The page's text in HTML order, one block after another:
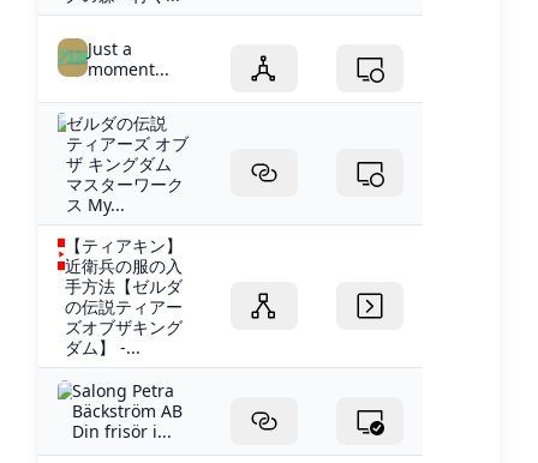
Just a
moment...
ゼルダの伝説
ティアーズ オブ
ザ キングダム
マスターワーク
ス My...
【ティアキン】
近衛兵の服の入
手方法【ゼルダ
の伝説ティアー
ズオブザキング
ダム】 -...
Salong Petra
Bäckström AB
Din frisör i...